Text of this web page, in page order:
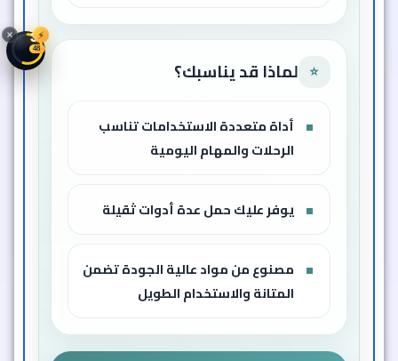
⭐ لماذا قد يناسبك؟
أداة متعددة الاستخدامات تناسب
الرحلات والمهام اليومية
يوفر عليك حمل عدة أدوات ثقيلة
مصنوع من مواد عالية الجودة تضمن
المتانة والاستخدام الطويل
⚡
32
46